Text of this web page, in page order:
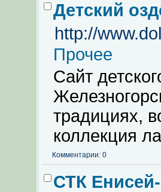
Детский
http://
Прочее
Сайт
традициях,
коллекция
Комментарии: 0
СТК